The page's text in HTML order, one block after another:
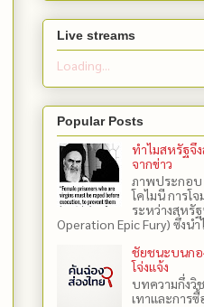
Live streams
Loading...
Popular Posts
ทำไมสหรัฐจึ
จากข่าว
ภาพประกอบ
โคไมนี การโ
ระหว่างสหรัฐ
Operation Epic Fury) ซึ่งนำ
ชัยชนะบนกอ
โจ่งแจ้ง
บทความกึ่งวิ
เทาและการซื้อ